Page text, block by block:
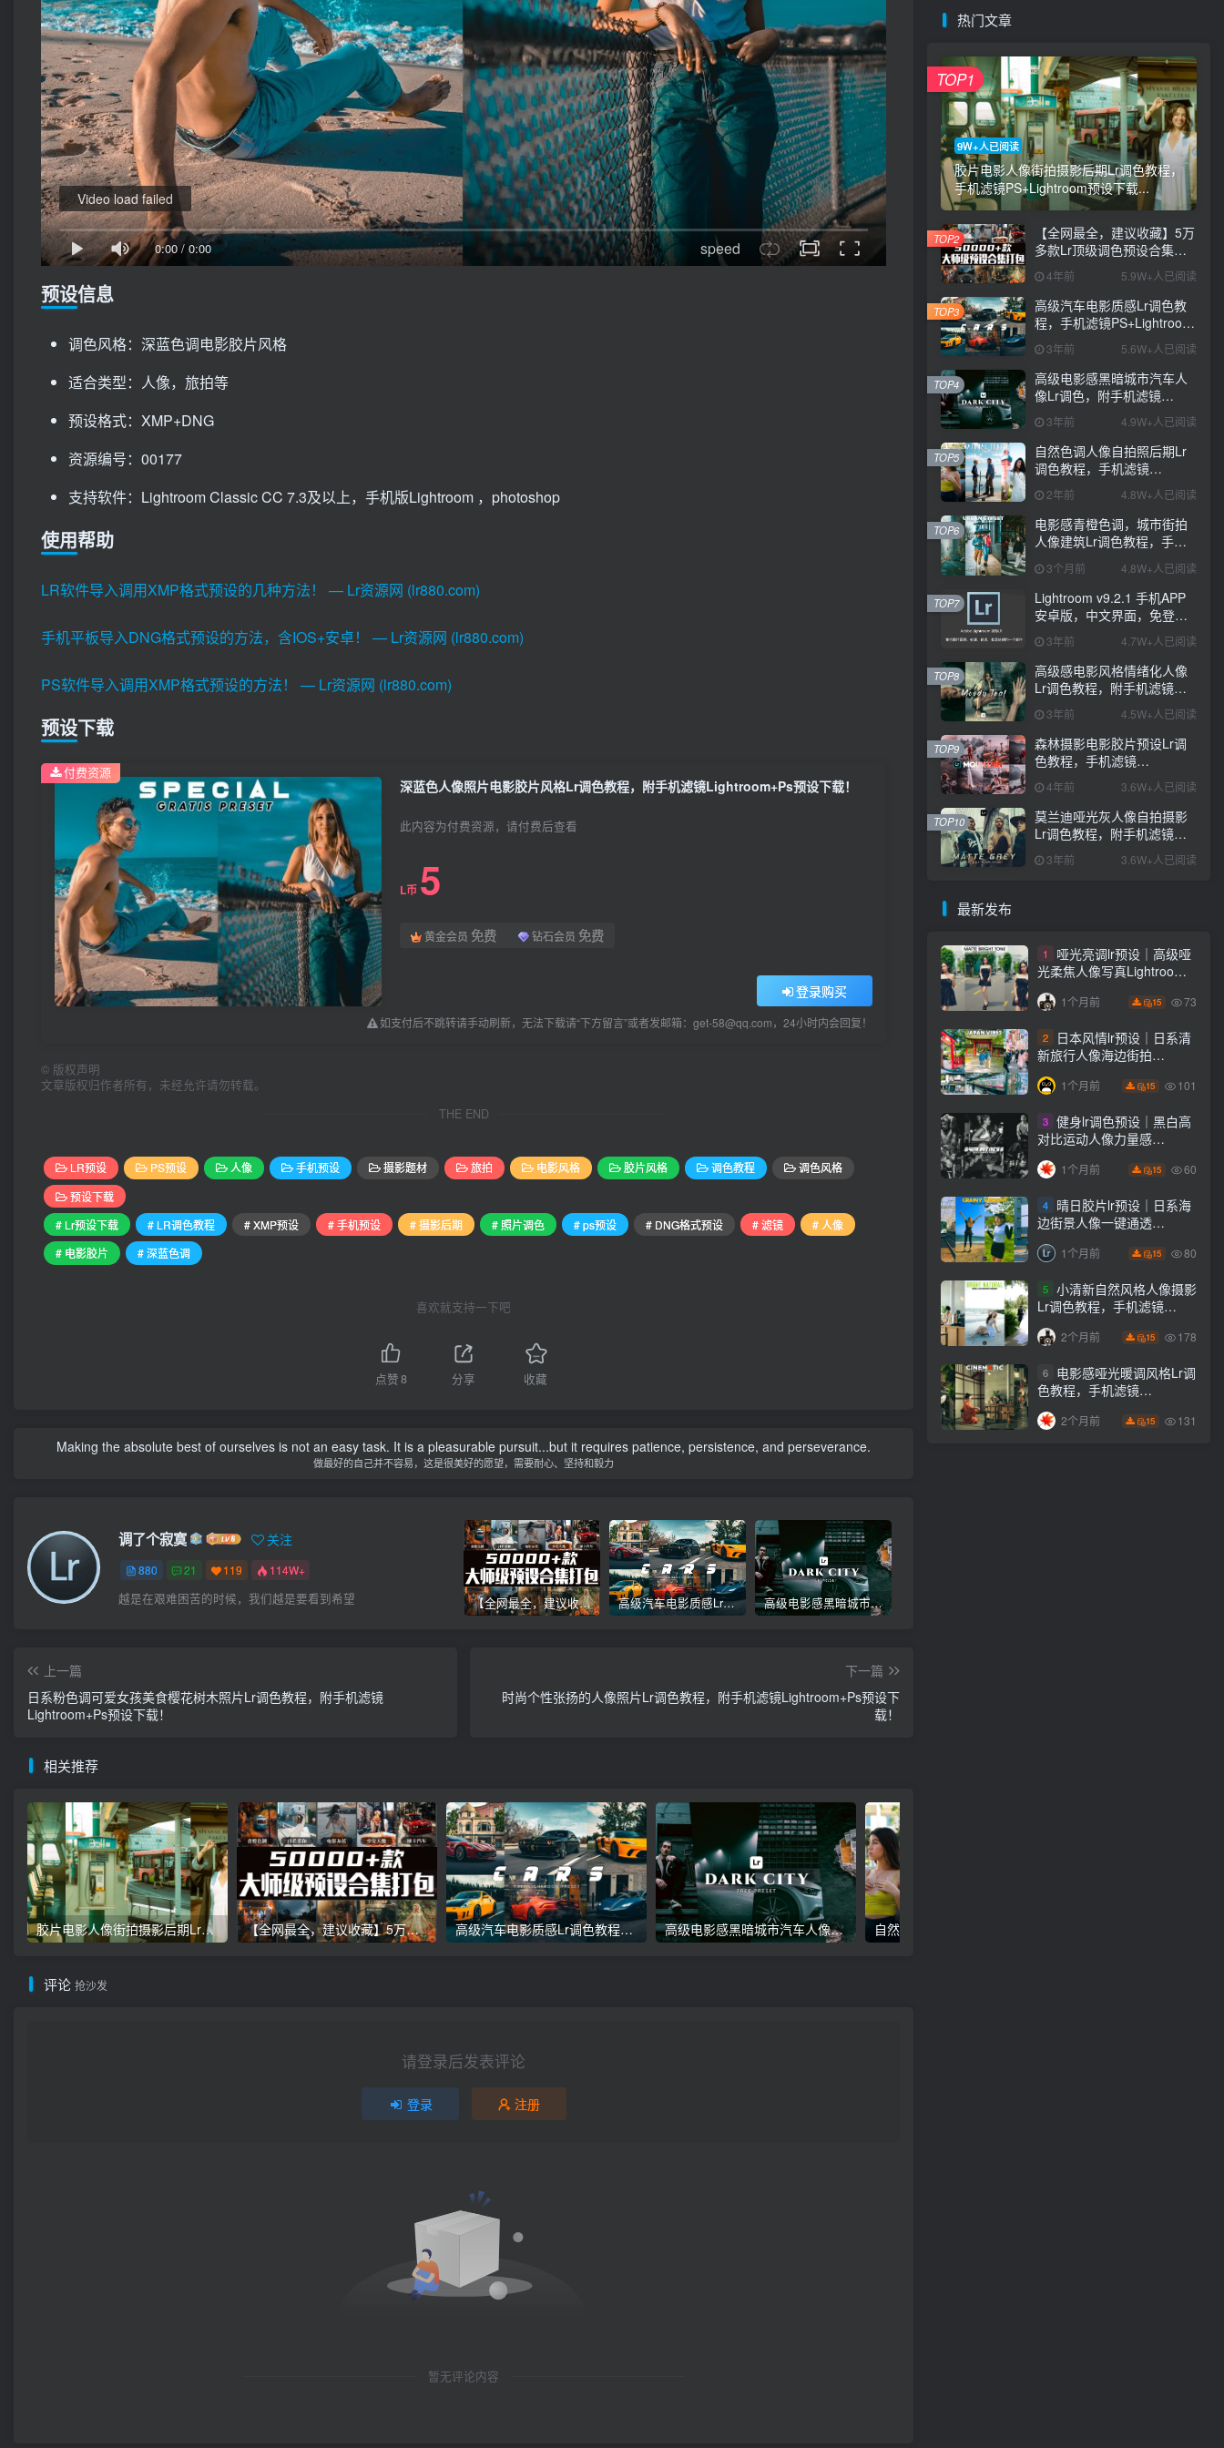
0:00/ 0:00 speed
Video load failed
预设信息
调色风格：深蓝色调电影胶片风格
适合类型：人像，旅拍等
预设格式：XMP+DNG
资源编号：00177
支持软件：Lightroom Classic CC 7.3及以上，手机版Lightroom ，photoshop
使用帮助
LR软件导入调用XMP格式预设的几种方法！ — Lr资源网 (lr880.com)
手机平板导入DNG格式预设的方法，含IOS+安卓！ — Lr资源网 (lr880.com)
PS软件导入调用XMP格式预设的方法！ — Lr资源网 (lr880.com)
预设下载
深蓝色人像照片电影胶片风格Lr调色教程，附手机滤镜Lightroom+Ps预设下载！
此内容为付费资源，请付费后查看
L币 5
黄金会员 免费 钻石会员 免费
登录购买
如支付后不跳转请手动刷新，无法下载请“下方留言”或者发邮箱：get-58@qq.com，24小时内会回复！
付费资源
© 版权声明
文章版权归作者所有，未经允许请勿转载。
THE END
LR预设 PS预设 人像 手机预设 摄影题材 旅拍 电影风格 胶片风格 调色教程
调色风格
预设下载
# Lr预设下载
# LR调色教程 # XMP预设 # 手机预设 # 摄影后期 # 照片调色 # ps预设 # DNG格式预设 # 滤镜
# 人像
# 电影胶片
# 深蓝色调
喜欢就支持一下吧
点赞8 分享 收藏
Making the absolute best of ourselves is not an easy task. It is a pleasurable pursuit...but it requires patience, persistence, and perseverance.
做最好的自己并不容易，这是很美好的愿望，需要耐心、坚持和毅力
调了个寂寞 关注
880 21 119 114W+
越是在艰难困苦的时候，我们越是要看到希望 【全网最全，建议收藏】5万多款Lr顶级调色预设合集，精心整理，分类清晰，摄影师调色师必备素材，够用一辈子！ 高级汽车电影质感Lr调色教程，手机滤镜PS+Lightroom预设下载！ 高级电影感黑暗城市汽车人像Lr调色，附手机滤镜PS+Lightroom预设下载！
上一篇
日系粉色调可爱女孩美食樱花树木照片Lr调色教程，附手机滤镜
Lightroom+Ps预设下载！
下一篇
时尚个性张扬的人像照片Lr调色教程，附手机滤镜Lightroom+Ps预设下
载！
相关推荐
胶片电影人像街拍摄影后期Lr调色教程，手机滤镜PS+Lightroom预设下载！ 【全网最全，建议收藏】5万多款Lr顶级调色预设合集，精心整理，分类清晰，摄影师调色师必备素材，够用一辈子！ 高级汽车电影质感Lr调色教程，手机滤镜PS+Lightroom预设下载！ 高级电影感黑暗城市汽车人像Lr调色，附手机滤镜PS+Lightroom预设下载！
评论 抢沙发
请登录后发表评论
登录 注册
暂无评论内容
热门文章
9W+人已阅读
胶片电影人像街拍摄影后期Lr调色教程，
手机滤镜PS+Lightroom预设下载...
TOP1
【全网最全，建议收藏】5万
多款Lr顶级调色预设合集，
精心整理，分类清晰，摄影
师调色师必备素材，够用一
辈子！
4年前 5.9W+人已阅读
TOP2
高级汽车电影质感Lr调色教
程，手机滤镜PS+Lightroom
预设下载！
3年前 5.6W+人已阅读
TOP3
高级电影感黑暗城市汽车人
像Lr调色，附手机滤镜
PS+Lightroom预设下载！
3年前 4.9W+人已阅读
TOP4
自然色调人像自拍照后期Lr
调色教程，手机滤镜
PS+Lightroom预设下载！
2年前 4.8W+人已阅读
TOP5
电影感青橙色调，城市街拍
人像建筑Lr调色教程，手机
滤镜PS+Lightroom预设下
载！3个月前 4.8W+人已阅读
TOP6
Lightroom v9.2.1 手机APP
安卓版，中文界面，免登录
直接激活破解版！
3年前 4.7W+人已阅读
TOP7
高级感电影风格情绪化人像
Lr调色教程，附手机滤镜
PS+Lightroom预设下载！
3年前 4.5W+人已阅读
TOP8
森林摄影电影胶片预设Lr调
色教程，手机滤镜
Lightroom+Ps预设下载！
4年前 3.6W+人已阅读
TOP9
莫兰迪哑光灰人像自拍摄影
Lr调色教程，附手机滤镜
PS+Lightroom预设下载！
3年前 3.6W+人已阅读
TOP10
最新发布
1
哑光亮调lr预设｜高级哑
光柔焦人像写真Lightroom
下载lr调色风格
1个月前 15 73
2
日本风情lr预设｜日系清
新旅行人像海边街拍
Lightroom下载lr调色风格
1个月前 15 101
3 健身lr调色预设｜黑白高
对比运动人像力量感
Lightroom下载lr预设风格
1个月前 15 60
4
晴日胶片lr预设｜日系海
边街景人像一键通透
Lightroom下载lr调色风格
1个月前 15 80
5 小清新自然风格人像摄影
Lr调色教程，手机滤镜
PS+Lightroom预设下载！
2个月前 15 178
6
电影感哑光暖调风格Lr调
色教程，手机滤镜
PS+Lightroom预设下载！
2个月前 15 131